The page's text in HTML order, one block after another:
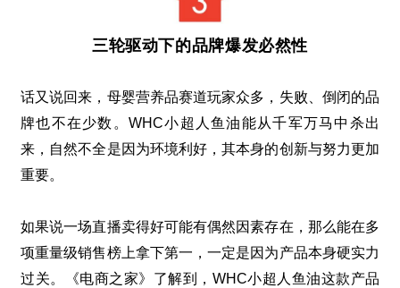
三轮驱动下的品牌爆发必然性
话又说回来，母婴营养品赛道玩家众多，失败、倒闭的品
牌也不在少数。 WHC小超人鱼油能从千军万马中杀出
来，自然不全是因为环境利好，其本身的创新与努力更加
重要。
如果说一场直播卖得好可能有偶然因素存在，那么能在多
项重量级销售榜上拿下第一，一定是因为产品本身硬实力
过关。《电商之家》了解到， WHC小超人鱼油这款产品